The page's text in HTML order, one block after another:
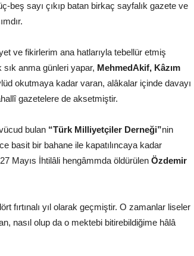
beş sayı çıkıp batan birkaç sayfalık gazete ve
ve fikirlerim ana hatlarıyla tebellür etmiş
anma günleri yapar, MehmedAkif, Kâzım
okutmaya kadar varan, alâkalar içinde davayı
gazetelere de aksetmiştir.
bulan “Türk Milliyetçiler Derneği”nin
basit bir bahane ile kapatılıncaya kadar
Mayıs İhtilâli hengâmmda öldürülen Özdemir
fırtınalı yıl olarak geçmiştir. O zamanlar liseler
nasıl olup da o mektebi bitirebildiğime hâlâ